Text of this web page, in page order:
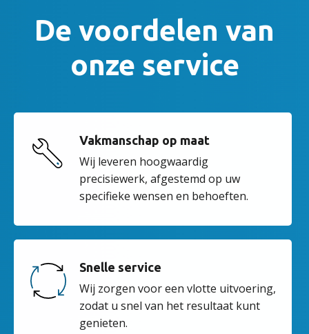
De voordelen van
onze service
Vakmanschap op maat
Wij leveren hoogwaardig
precisiewerk, afgestemd op uw
specifieke wensen en behoeften.
Snelle service
Wij zorgen voor een vlotte uitvoering,
zodat u snel van het resultaat kunt
genieten.